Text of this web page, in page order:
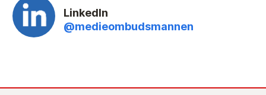
LinkedIn
@medieombudsmannen